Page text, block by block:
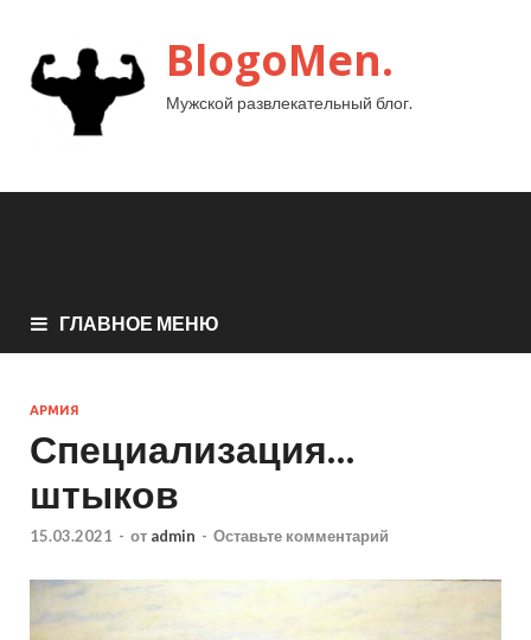
BlogoMen.
Мужской развлекательный блог.
ГЛАВНОЕ МЕНЮ
АРМИЯ
Специализация…
штыков
15.03.2021 - от admin - Оставьте комментарий